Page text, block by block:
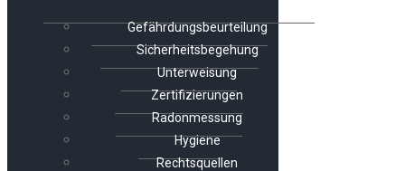
Gefährdungsbeurteilung
Sicherheitsbegehung
Unterweisung
Zertifizierungen
Radonmessung
Hygiene
Rechtsquellen